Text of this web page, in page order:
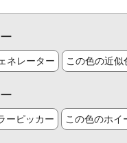
ネレーター この色の近似
ーピッカー この色のホイ